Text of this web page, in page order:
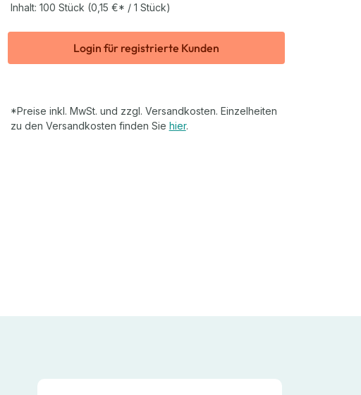
Inhalt: 100 Stück (0,15 €* / 1 Stück)
Login für registrierte Kunden
*Preise inkl. MwSt. und zzgl. Versandkosten. Einzelheiten
zu den Versandkosten finden Sie hier.